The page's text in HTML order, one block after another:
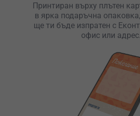
Принтиран върху плътен
в ярка подаръчна
ще ти бъде изпратен с
офис или адрес.